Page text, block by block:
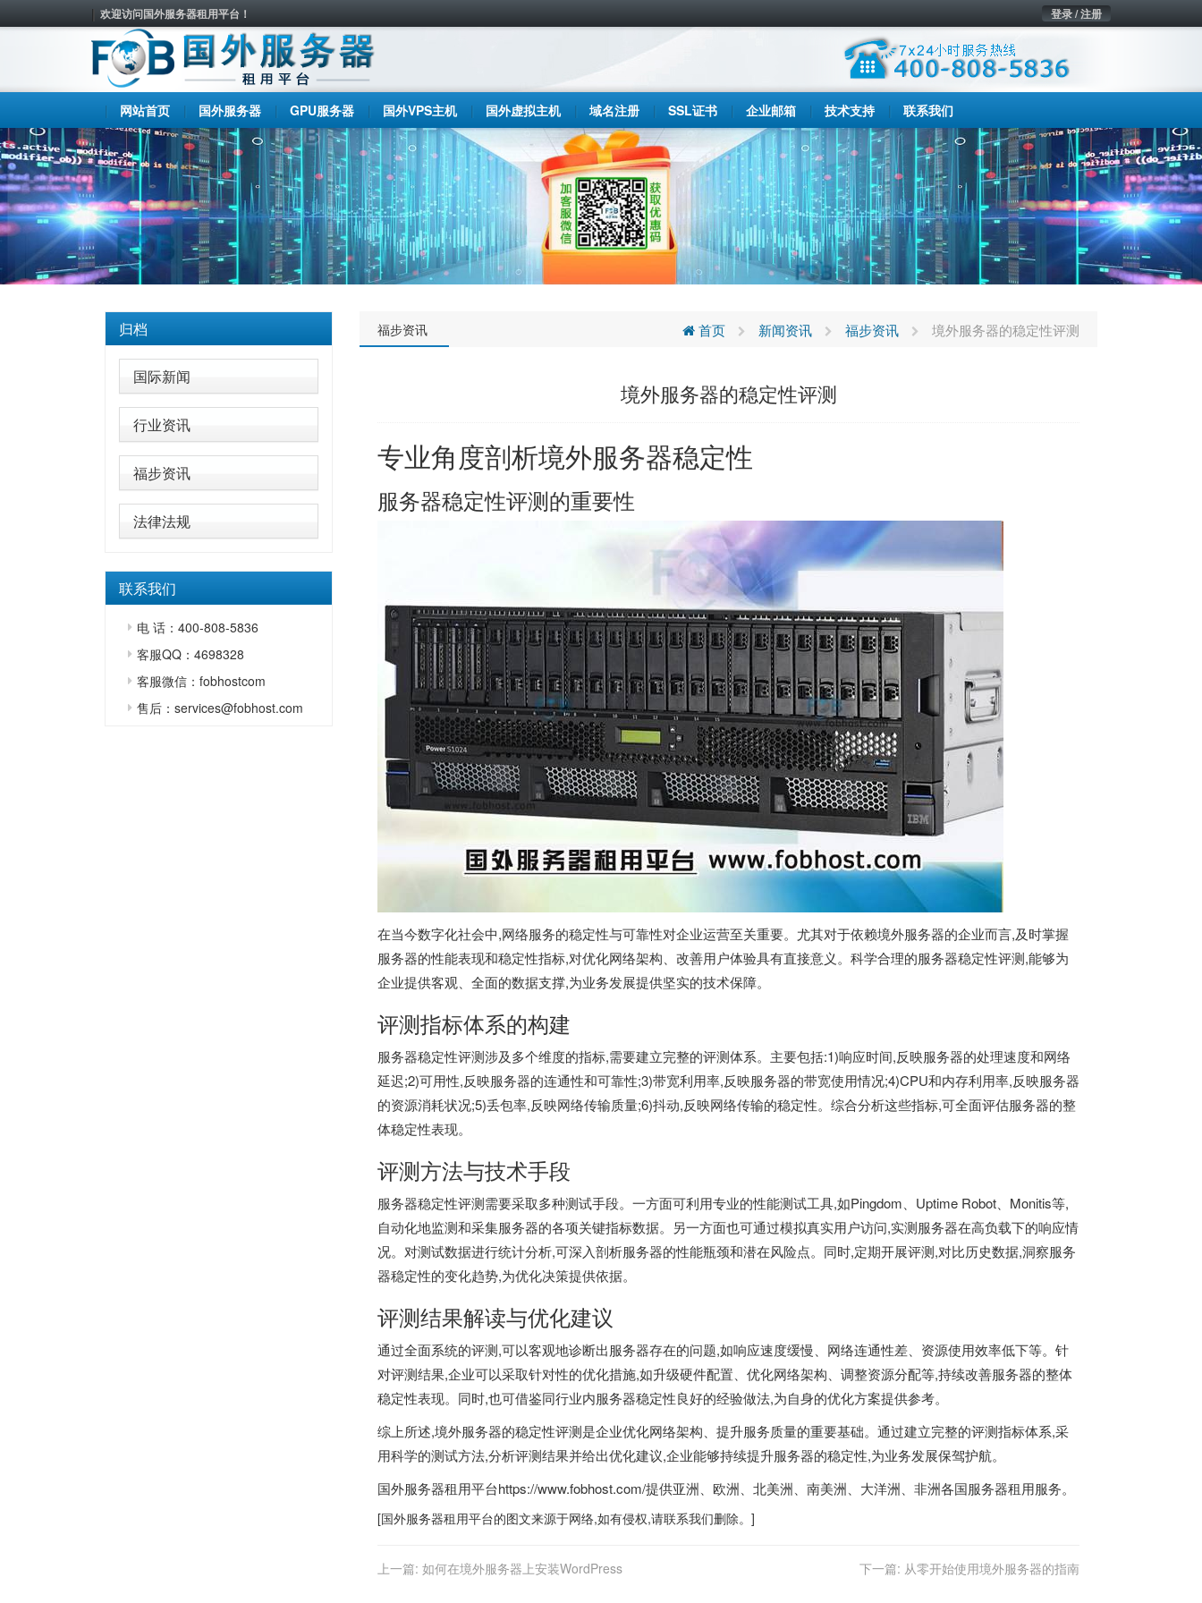
欢迎访问国外服务器租用平台！ 登录 / 注册
网站首页 国外服务器 GPU服务器 国外VPS主机 国外虚拟主机 域名注册 SSL证书 企业邮箱 技术支持 联系我们
归档
国际新闻
行业资讯
福步资讯
法律法规
联系我们
电 话：400-808-5836
客服QQ：4698328
客服微信：fobhostcom
售后：services@fobhost.com
福步资讯 首页 新闻资讯 福步资讯 境外服务器的稳定性评测
境外服务器的稳定性评测
专业角度剖析境外服务器稳定性
服务器稳定性评测的重要性
在当今数字化社会中,网络服务的稳定性与可靠性对企业运营至关重要。尤其对于依赖境外服务器的企业而言,及时掌握
服务器的性能表现和稳定性指标,对优化网络架构、改善用户体验具有直接意义。科学合理的服务器稳定性评测,能够为
企业提供客观、全面的数据支撑,为业务发展提供坚实的技术保障。
评测指标体系的构建
服务器稳定性评测涉及多个维度的指标,需要建立完整的评测体系。主要包括:1)响应时间,反映服务器的处理速度和网络
延迟;2)可用性,反映服务器的连通性和可靠性;3)带宽利用率,反映服务器的带宽使用情况;4)CPU和内存利用率,反映服务器
的资源消耗状况;5)丢包率,反映网络传输质量;6)抖动,反映网络传输的稳定性。综合分析这些指标,可全面评估服务器的整
体稳定性表现。
评测方法与技术手段
服务器稳定性评测需要采取多种测试手段。一方面可利用专业的性能测试工具,如Pingdom、Uptime Robot、Monitis等,
自动化地监测和采集服务器的各项关键指标数据。另一方面也可通过模拟真实用户访问,实测服务器在高负载下的响应情
况。对测试数据进行统计分析,可深入剖析服务器的性能瓶颈和潜在风险点。同时,定期开展评测,对比历史数据,洞察服务
器稳定性的变化趋势,为优化决策提供依据。
评测结果解读与优化建议
通过全面系统的评测,可以客观地诊断出服务器存在的问题,如响应速度缓慢、网络连通性差、资源使用效率低下等。针
对评测结果,企业可以采取针对性的优化措施,如升级硬件配置、优化网络架构、调整资源分配等,持续改善服务器的整体
稳定性表现。同时,也可借鉴同行业内服务器稳定性良好的经验做法,为自身的优化方案提供参考。
综上所述,境外服务器的稳定性评测是企业优化网络架构、提升服务质量的重要基础。通过建立完整的评测指标体系,采
用科学的测试方法,分析评测结果并给出优化建议,企业能够持续提升服务器的稳定性,为业务发展保驾护航。
国外服务器租用平台https://www.fobhost.com/提供亚洲、欧洲、北美洲、南美洲、大洋洲、非洲各国服务器租用服务。
[国外服务器租用平台的图文来源于网络,如有侵权,请联系我们删除。]
上一篇: 如何在境外服务器上安装WordPress 下一篇: 从零开始使用境外服务器的指南